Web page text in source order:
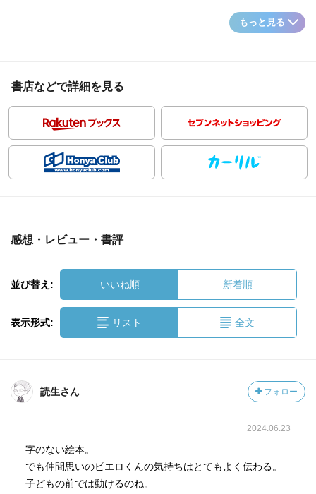
もっと見る
書店などで詳細を見る
感想・レビュー・書評
並び替え: いいね順 新着順
表示形式: リスト 全文
読生さん フォロー
2024.06.23
字のない絵本。
でも仲間思いのピエロくんの気持ちはとてもよく伝わる。
子どもの前では動けるのね。